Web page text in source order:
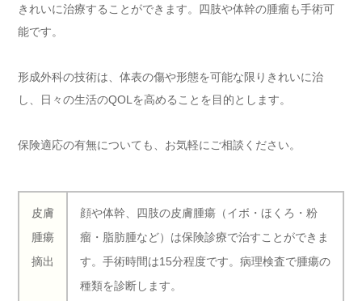
きれいに治療することができます。四肢や体幹の腫瘤も手術可
能です。
形成外科の技術は、体表の傷や形態を可能な限りきれいに治
し、日々の生活のQOLを高めることを目的とします。
保険適応の有無についても、お気軽にご相談ください。
皮膚
腫瘍
摘出
顔や体幹、四肢の皮膚腫瘍（イボ・ほくろ・粉
瘤・脂肪腫など）は保険診療で治すことができま
す。手術時間は15分程度です。病理検査で腫瘍の
種類を診断します。